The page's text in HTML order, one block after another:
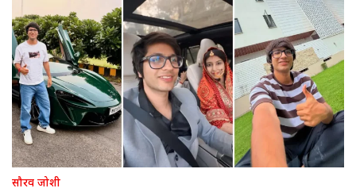
सौरव जोशी